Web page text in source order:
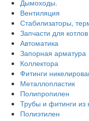
Дымоходы.
Вентиляция
Стабилизаторы,
Запчасти для котлов
Автоматика
Запорная арматура
Коллектора
Фитинги
Металлопластик
Полипропилен
Трубы и фитинги
Полиэтилен